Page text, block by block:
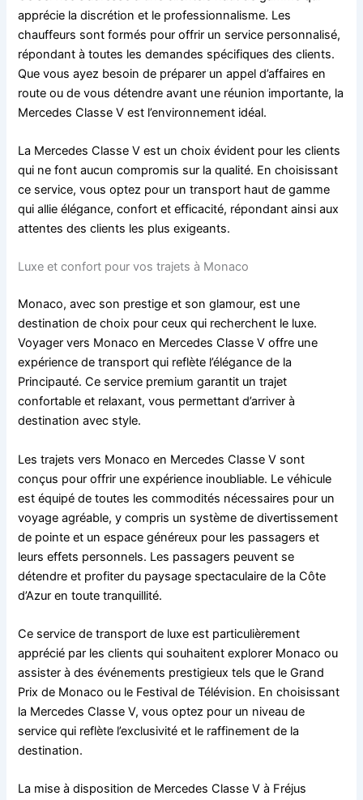
apprécie la discrétion et le professionnalisme. Les
chauffeurs sont formés pour offrir un service personnalisé,
répondant à toutes les demandes spécifiques des clients.
Que vous ayez besoin de préparer un appel d’affaires en
route ou de vous détendre avant une réunion importante, la
Mercedes Classe V est l’environnement idéal.
La Mercedes Classe V est un choix évident pour les clients
qui ne font aucun compromis sur la qualité. En choisissant
ce service, vous optez pour un transport haut de gamme
qui allie élégance, confort et efficacité, répondant ainsi aux
attentes des clients les plus exigeants.
Luxe et confort pour vos trajets à Monaco
Monaco, avec son prestige et son glamour, est une
destination de choix pour ceux qui recherchent le luxe.
Voyager vers Monaco en Mercedes Classe V offre une
expérience de transport qui reflète l’élégance de la
Principauté. Ce service premium garantit un trajet
confortable et relaxant, vous permettant d’arriver à
destination avec style.
Les trajets vers Monaco en Mercedes Classe V sont
conçus pour offrir une expérience inoubliable. Le véhicule
est équipé de toutes les commodités nécessaires pour un
voyage agréable, y compris un système de divertissement
de pointe et un espace généreux pour les passagers et
leurs effets personnels. Les passagers peuvent se
détendre et profiter du paysage spectaculaire de la Côte
d’Azur en toute tranquillité.
Ce service de transport de luxe est particulièrement
apprécié par les clients qui souhaitent explorer Monaco ou
assister à des événements prestigieux tels que le Grand
Prix de Monaco ou le Festival de Télévision. En choisissant
la Mercedes Classe V, vous optez pour un niveau de
service qui reflète l’exclusivité et le raffinement de la
destination.
La mise à disposition de Mercedes Classe V à Fréjus